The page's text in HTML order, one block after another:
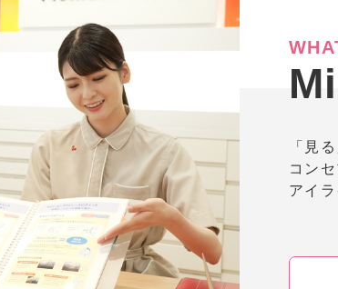
「見
コン
アイ